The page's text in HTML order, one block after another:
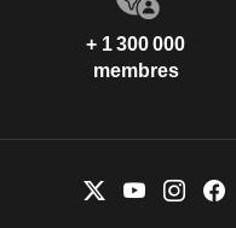
+ 1 300 000
membres